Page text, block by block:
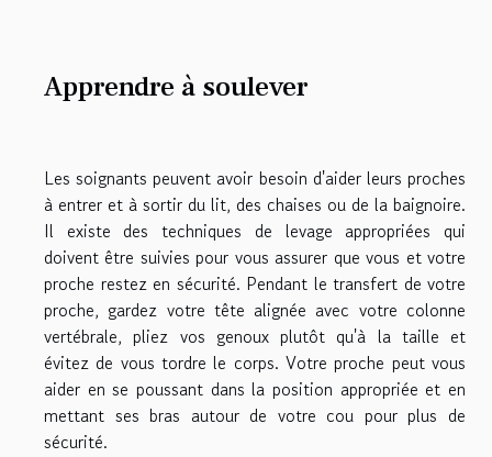
Apprendre à soulever
Les soignants peuvent avoir besoin d'aider leurs proches
à entrer et à sortir du lit, des chaises ou de la baignoire.
Il existe des techniques de levage appropriées qui
doivent être suivies pour vous assurer que vous et votre
proche restez en sécurité. Pendant le transfert de votre
proche, gardez votre tête alignée avec votre colonne
vertébrale, pliez vos genoux plutôt qu'à la taille et
évitez de vous tordre le corps. Votre proche peut vous
aider en se poussant dans la position appropriée et en
mettant ses bras autour de votre cou pour plus de
sécurité.